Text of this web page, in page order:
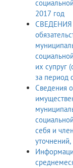
2017 год
СВЕДЕНИЯ о доходах, расходах, об имуществе и
их супруг
за период
Сведения
себя и